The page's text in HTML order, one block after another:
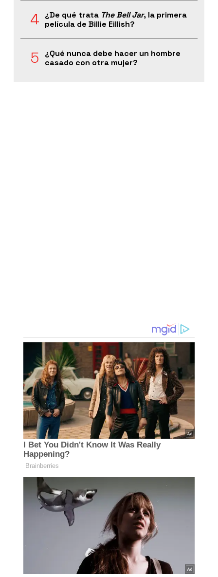
¿De qué trata The Bell Jar, la primera
película de Billie Eillish?
¿Qué nunca debe hacer un hombre
casado con otra mujer?